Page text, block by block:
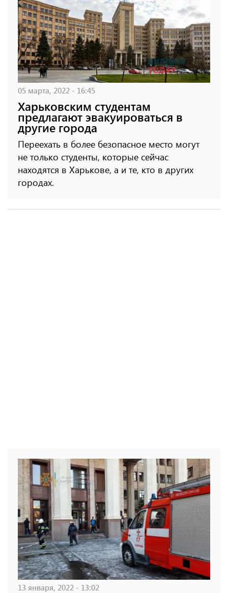
05 марта, 2022 - 16:45
Харьковским студентам
предлагают эвакуироваться в
другие города
Переехать в более безопасное место могут
не только студенты, которые сейчас
находятся в Харькове, а и те, кто в других
городах.
13 января, 2022 - 13:02